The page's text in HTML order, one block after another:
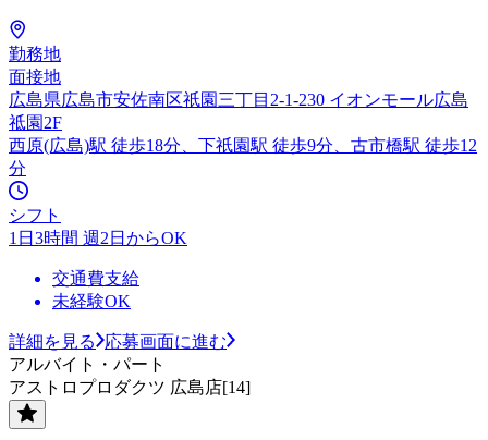
勤務地
面接地
広島県広島市安佐南区祇園三丁目2-1-230 イオンモール広島
祗園2F
西原(広島)駅 徒歩18分、下祇園駅 徒歩9分、古市橋駅 徒歩12
分
シフト
1日3時間 週2日からOK
交通費支給
未経験OK
詳細を見る
応募画面に進む
アルバイト・パート
アストロプロダクツ 広島店[14]